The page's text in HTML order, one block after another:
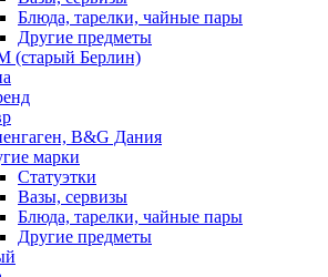
Блюда, тарелки, чайные пары
Другие предметы
(старый Берлин)
B&G Дания
марки
Статуэтки
Вазы, сервизы
Блюда, тарелки, чайные пары
Другие предметы